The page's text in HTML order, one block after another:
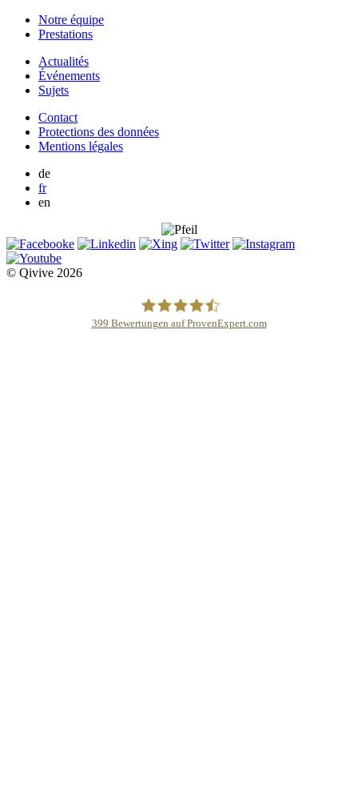
Notre équipe
Prestations
Actualités
Événements
Sujets
Contact
Protections des données
Mentions légales
de
fr
en
© Qivive 2026
399 Bewertungen auf ProvenExpert.com